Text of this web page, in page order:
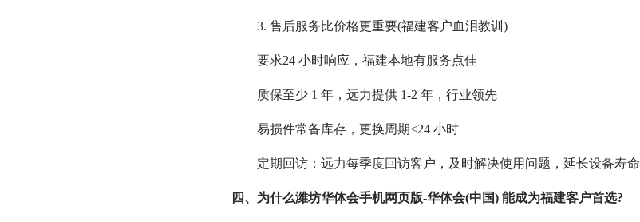
3. 售后服务比价格更重要(福建客户血泪教训)
要求24 小时响应，福建本地有服务点佳
质保至少 1 年，远力提供 1-2 年，行业领先
易损件常备库存，更换周期≤24 小时
定期回访：远力每季度回访客户，及时解决使用问题，延长设备寿命
四、为什么潍坊华体会手机网页版-华体会(中国) 能成为福建客户首选?